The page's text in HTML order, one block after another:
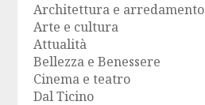
Architettura e arredamento
Arte e cultura
Attualità
Bellezza e Benessere
Cinema e teatro
Dal Ticino